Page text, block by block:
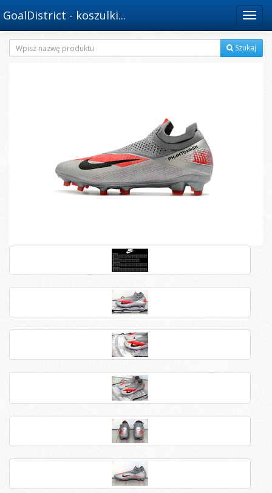
Menu
GoalDistrict - koszulki...
Szukaj